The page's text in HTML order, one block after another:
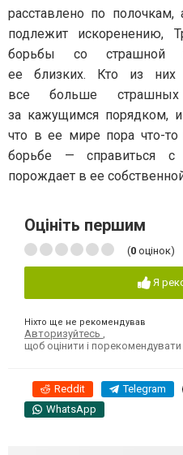
расставлено по
подлежит искоренению,
борьбы со страшной
ее близких. Кто из них
все больше страшных
за кажущимся порядком,
что в ее мире пора что-
борьбе — справиться с
порождает в ее
Оцініть першим
(0 оцінок)
Я
Ніхто ще не рекомендував
Авторизуйтесь ,
щоб оцінити і порекомендувати
Reddit Telegram
WhatsApp